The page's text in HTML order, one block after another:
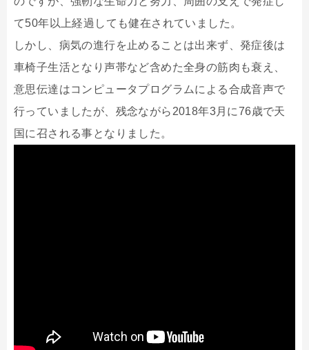
て50年以上経過しても健在されていました。
しかし、病気の進行を止めることは出来ず、発症後は
車椅子生活となり声帯など含めた全身の筋肉も衰え、
意思伝達はコンピュータプログラムによる合成音声で
行っていましたが、残念ながら2018年3月に76歳で天
国に召される事となりました。